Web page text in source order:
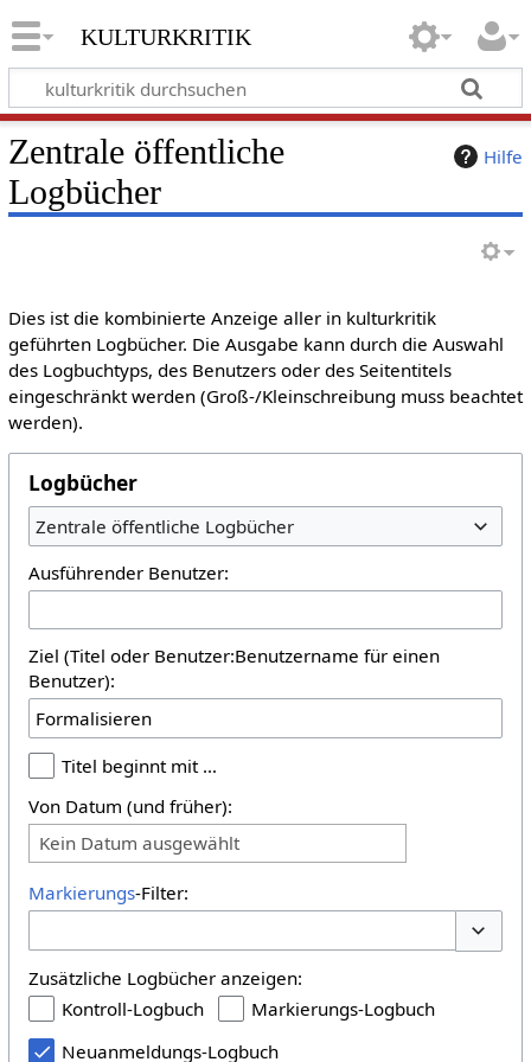
kulturkritik
Hilfe
Zentrale öffentliche
Logbücher
Dies ist die kombinierte Anzeige aller in kulturkritik
geführten Logbücher. Die Ausgabe kann durch die Auswahl
des Logbuchtyps, des Benutzers oder des Seitentitels
eingeschränkt werden (Groß-/Kleinschreibung muss beachtet
werden).
Logbücher
Zentrale öffentliche Logbücher
Ausführender Benutzer:
Ziel (Titel oder Benutzer:Benutzername für einen
Benutzer):
Titel beginnt mit …
Von Datum (und früher):
Kein Datum ausgewählt
Markierungs-Filter:
Zusätzliche Logbücher anzeigen:
Kontroll-Logbuch
Markierungs-Logbuch
Neuanmeldungs-Logbuch